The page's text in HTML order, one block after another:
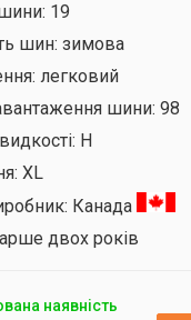
19
шин: зимова
легковий
шини: 98
H
XL
Канада
двох років
наявність